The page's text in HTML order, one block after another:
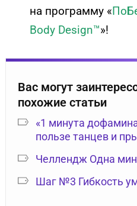
на программу «
Body Design™»!
Вас могут
похожие статьи
«1 минута
пользе танцев и
Челлендж Одна
Шаг №3 Гибкость